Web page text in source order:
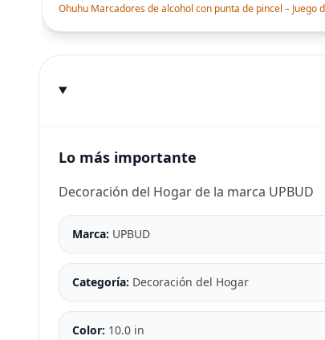
Ohuhu Marcadores de alcohol con punta de pincel –
Lo más importante
Decoración del Hogar de la marca UPBUD
Marca: UPBUD
Categoría: Decoración del Hogar
Color: 10.0 in